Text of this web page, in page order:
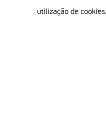
utilização de cookies.